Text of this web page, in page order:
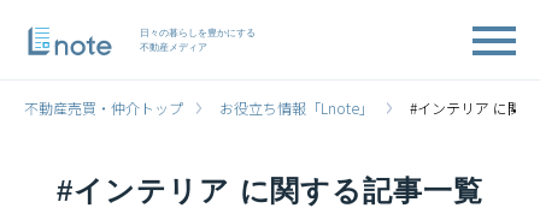
日々の暮らしを豊かにする
不動産メディア
不動産売買・仲介トップ お役立ち情報「Lnote」 #インテリア に関
#インテリア に関する記事一覧